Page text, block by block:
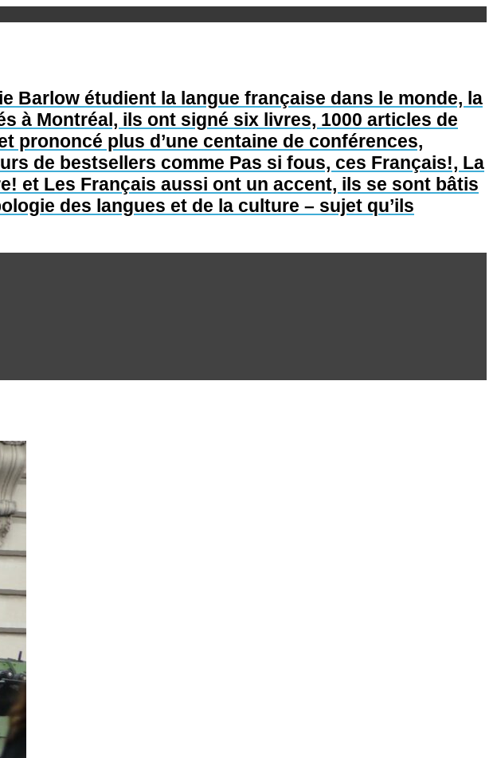
Barlow étudient la langue française dans le monde, la
à Montréal, ils ont signé six livres, 1000 articles de
prononcé plus d’une centaine de conférences,
de bestsellers comme Pas si fous, ces Français!, La
et Les Français aussi ont un accent, ils se sont bâtis
des langues et de la culture – sujet qu’ils